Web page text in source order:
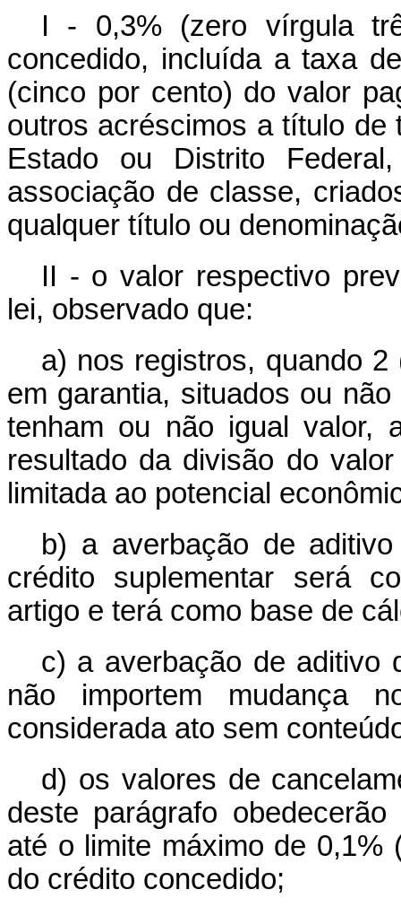
I - 0,3% (zero vírgula
concedido, incluída a taxa
(cinco por cento) do valor
outros acréscimos a título
Estado ou Distrito
associação de classe,
qualquer título ou
II - o valor respectivo
lei, observado que:
a) nos registros, quando
em garantia, situados ou
tenham ou não igual valor,
resultado da divisão do
limitada ao potencial
b) a averbação de
crédito suplementar será
artigo e terá como base de
c) a averbação de aditivo
não importem mudança
considerada ato sem
d) os valores de
deste parágrafo
até o limite máximo de
do crédito concedido;